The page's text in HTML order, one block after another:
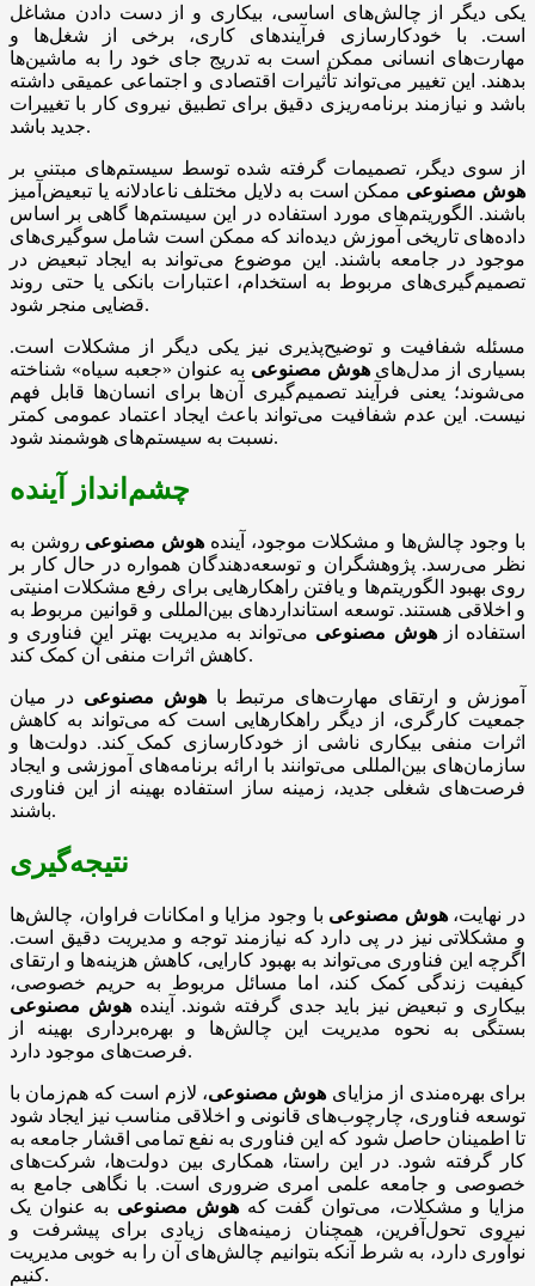
یکی دیگر از چالش‌های اساسی، بیکاری و از دست دادن مشاغل
است. با خودکارسازی فرآیندهای کاری، برخی از شغل‌ها و
مهارت‌های انسانی ممکن است به تدریج جای خود را به ماشین‌ها
بدهند. این تغییر می‌تواند تأثیرات اقتصادی و اجتماعی عمیقی داشته
باشد و نیازمند برنامه‌ریزی دقیق برای تطبیق نیروی کار با تغییرات
جدید باشد.
از سوی دیگر، تصمیمات گرفته شده توسط سیستم‌های مبتنی بر
هوش مصنوعی ممکن است به دلایل مختلف ناعادلانه یا تبعیض‌آمیز
باشند. الگوریتم‌های مورد استفاده در این سیستم‌ها گاهی بر اساس
داده‌های تاریخی آموزش دیده‌اند که ممکن است شامل سوگیری‌های
موجود در جامعه باشند. این موضوع می‌تواند به ایجاد تبعیض در
تصمیم‌گیری‌های مربوط به استخدام، اعتبارات بانکی یا حتی روند
قضایی منجر شود.
مسئله شفافیت و توضیح‌پذیری نیز یکی دیگر از مشکلات است.
بسیاری از مدل‌هایهوش مصنوعی به عنوان «جعبه سیاه» شناخته
می‌شوند؛ یعنی فرآیند تصمیم‌گیری آن‌ها برای انسان‌ها قابل فهم
نیست. این عدم شفافیت می‌تواند باعث ایجاد اعتماد عمومی کمتر
نسبت به سیستم‌های هوشمند شود.
چشم‌انداز آینده
با وجود چالش‌ها و مشکلات موجود، آینده هوش مصنوعی روشن به
نظر می‌رسد. پژوهشگران و توسعه‌دهندگان همواره در حال کار بر
روی بهبود الگوریتم‌ها و یافتن راهکارهایی برای رفع مشکلات امنیتی
و اخلاقی هستند. توسعه استانداردهای بین‌المللی و قوانین مربوط به
استفاده ازهوش مصنوعی می‌تواند به مدیریت بهتر این فناوری و
کاهش اثرات منفی آن کمک کند.
آموزش و ارتقای مهارت‌های مرتبط باهوش مصنوعی در میان
جمعیت کارگری، از دیگر راهکارهایی است که می‌تواند به کاهش
اثرات منفی بیکاری ناشی از خودکارسازی کمک کند. دولت‌ها و
سازمان‌های بین‌المللی می‌توانند با ارائه برنامه‌های آموزشی و ایجاد
فرصت‌های شغلی جدید، زمینه ساز استفاده بهینه از این فناوری
باشند.
نتیجه‌گیری
در نهایت،هوش مصنوعی با وجود مزایا و امکانات فراوان، چالش‌ها
و مشکلاتی نیز در پی دارد که نیازمند توجه و مدیریت دقیق است.
اگرچه این فناوری می‌تواند به بهبود کارایی، کاهش هزینه‌ها و ارتقای
کیفیت زندگی کمک کند، اما مسائل مربوط به حریم خصوصی،
بیکاری و تبعیض نیز باید جدی گرفته شوند. آیندههوش مصنوعی
بستگی به نحوه مدیریت این چالش‌ها و بهره‌برداری بهینه از
فرصت‌های موجود دارد.
برای بهره‌مندی از مزایای هوش مصنوعی، لازم است که هم‌زمان با
توسعه فناوری، چارچوب‌های قانونی و اخلاقی مناسب نیز ایجاد شود
تا اطمینان حاصل شود که این فناوری به نفع تمامی اقشار جامعه به
کار گرفته شود. در این راستا، همکاری بین دولت‌ها، شرکت‌های
خصوصی و جامعه علمی امری ضروری است. با نگاهی جامع به
مزایا و مشکلات، می‌توان گفت کههوش مصنوعی به عنوان یک
نیروی تحول‌آفرین، همچنان زمینه‌های زیادی برای پیشرفت و
نوآوری دارد، به شرط آنکه بتوانیم چالش‌های آن را به خوبی مدیریت
کنیم.